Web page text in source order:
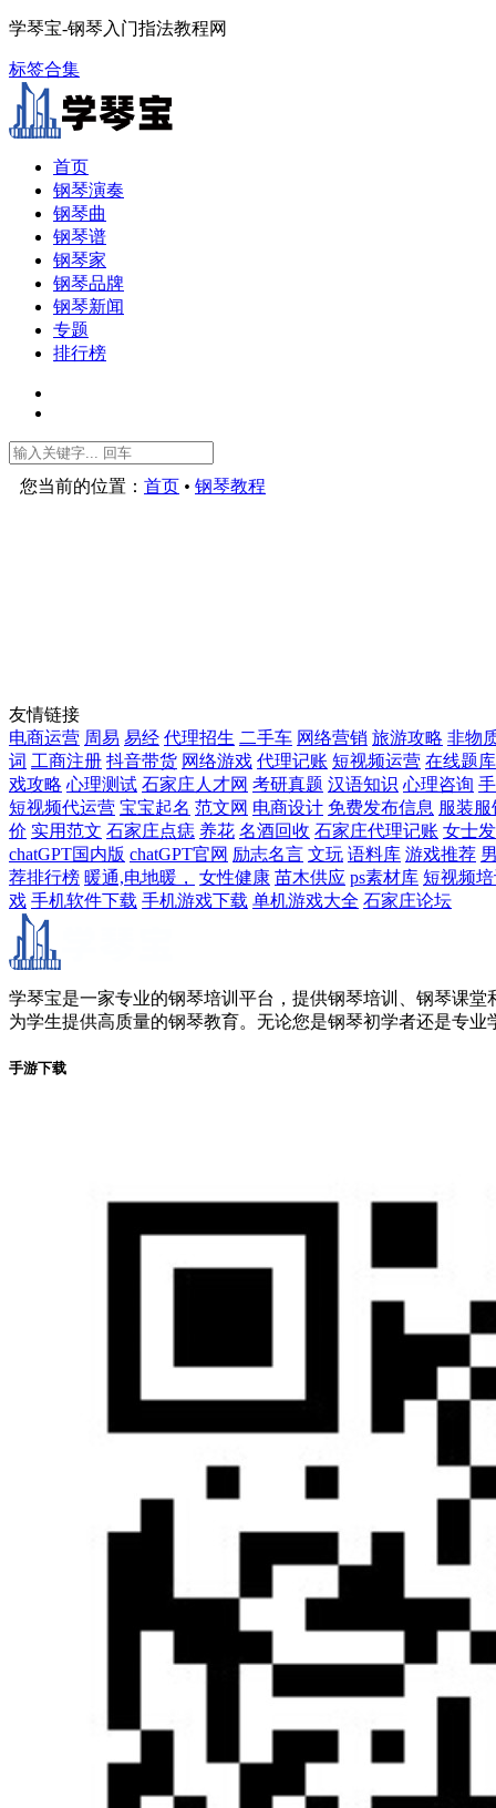
学琴宝-钢琴入门指法教程网
标签合集
首页
钢琴演奏
钢琴曲
钢琴谱
钢琴家
钢琴品牌
钢琴新闻
专题
排行榜
您当前的位置： 首页 • 钢琴教程
友情链接
电商运营 周易 易经 代理招生 二手车 网络营销 旅游攻略 非物
词 工商注册 抖音带货 网络游戏 代理记账 短视频运营 在线题库
戏攻略 心理测试 石家庄人才网 考研真题 汉语知识 心理咨询
短视频代运营 宝宝起名 范文网 电商设计 免费发布信息 服装服
价 实用范文 石家庄点痣 养花 名酒回收 石家庄代理记账 女士
chatGPT国内版 chatGPT官网 励志名言 文玩 语料库 游戏推荐
荐排行榜 暖通,电地暖， 女性健康 苗木供应 ps素材库 短视频
戏 手机软件下载 手机游戏下载 单机游戏大全 石家庄论坛
学琴宝是一家专业的钢琴培训平台，提供钢琴培训、钢琴课
为学生提供高质量的钢琴教育。无论您是钢琴初学者还是专
手游下载